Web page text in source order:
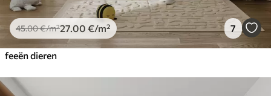
45.00€/m²27 .00 €/m² 7
feeën dieren